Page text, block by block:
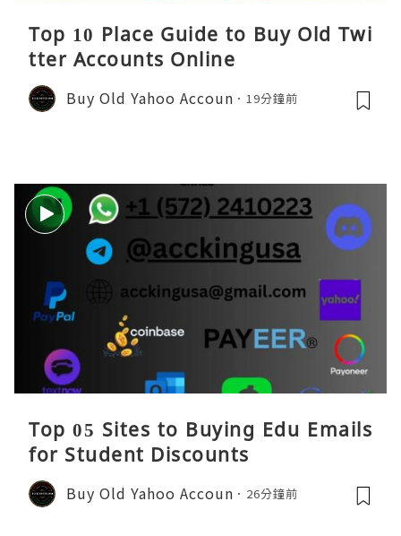
Top 10 Place Guide to Buy Old Twi
tter Accounts Online
Buy Old Yahoo Accoun 19分鐘前
Top 05 Sites to Buying Edu Emails
for Student Discounts
Buy Old Yahoo Accoun 26分鐘前